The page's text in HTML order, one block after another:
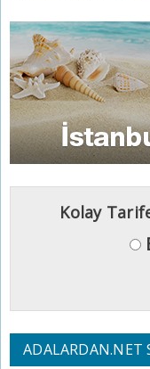
Kolay
ADALARDAN.NET